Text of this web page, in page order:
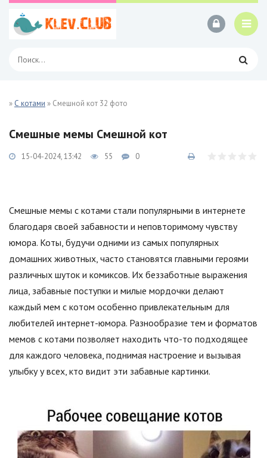
» С котами » Смешной кот 32 фото
Смешные мемы Смешной кот
15-04-2024, 13:42 55 0
Смешные мемы с котами стали популярными в интернете
благодаря своей забавности и неповторимому чувству
юмора. Коты, будучи одними из самых популярных
домашних животных, часто становятся главными героями
различных шуток и комиксов. Их беззаботные выражения
лица, забавные поступки и милые мордочки делают
каждый мем с котом особенно привлекательным для
любителей интернет-юмора. Разнообразие тем и форматов
мемов с котами позволяет находить что-то подходящее
для каждого человека, поднимая настроение и вызывая
улыбку у всех, кто видит эти забавные картинки.